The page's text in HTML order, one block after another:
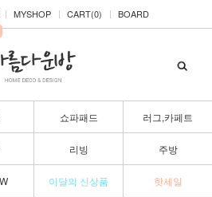
MYSHOP CART(0) BOARD
쇼파패드 러그,카페트
리빙 주방
이달의 신상품 핫세일